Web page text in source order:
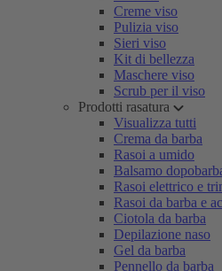
Creme viso
Pulizia viso
Sieri viso
Kit di bellezza
Maschere viso
Scrub per il viso
Prodotti rasatura
Visualizza tutti
Crema da barba
Rasoi a umido
Balsamo
Rasoi elettrico e
Rasoi da barba e
Ciotola da barba
Depilazione naso
Gel da barba
Pennello da barba